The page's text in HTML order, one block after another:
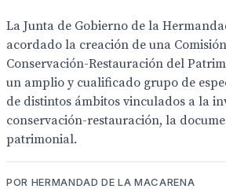
La Junta de Gobierno de la
acordado la creación de una
Conservación-Restauración del
un amplio y cualificado grupo de
de distintos ámbitos vinculados a la
conservación-restauración, la
patrimonial.
POR HERMANDAD DE LA MACARENA